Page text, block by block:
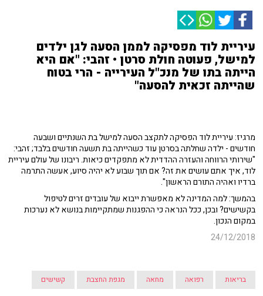
עיריית לוד מפסיקה לממן הסעה לגן ילדים
למישל, פעוטה חולת סרטן • זהבי: "אם היא
הייתה בתו של מנכ"ל העירייה - הרי בטוח
שהייתה זכאית להסעה"
מרגיז: עיריית לוד הפסיקה לתקצב הסעה למישל בת השנתיים ושבעה
חודשים - ילדה שחלתה בסרטן עוד כשהייתה בת תשעה חודשים בלבד; זהבי:
"שירותי הרווחה והעזרה ההדדית לא מתפקדים כיאות. ריבונו של עולם עיריית
לוד, איך אתם עושים את זה? אם תוך שבוע לא יהיה סיוע, אעשה התרמה
ברדיו ואהיה התורם הראשון".
בהמשך: למה המדינה לא מאפשרת ייבוא של עובדים זרים לטיפול
בקשישים? ובכן, ככל הנראה כי ההפגנות שמתקיימות בנושא לא נערכות
במקום הנכון.
24/12/2018
בריאות רפואה מחאה מגפת החצבת קשישים